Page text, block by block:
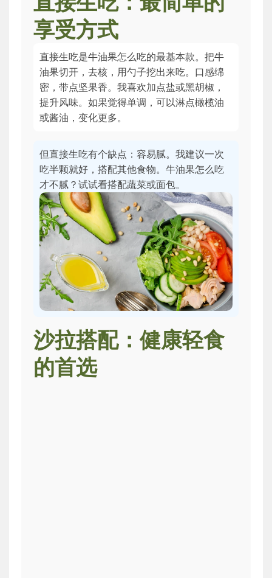
享受方式
直接生吃是牛油果怎么吃的最基本款。把牛
油果切开，去核，用勺子挖出来吃。口感绵
密，带点坚果香。我喜欢加点盐或黑胡椒，
提升风味。如果觉得单调，可以淋点橄榄油
或酱油，变化更多。
但直接生吃有个缺点：容易腻。我建议一次
吃半颗就好，搭配其他食物。牛油果怎么吃
才不腻？试试看搭配蔬菜或面包。
沙拉搭配：健康轻食
的首选